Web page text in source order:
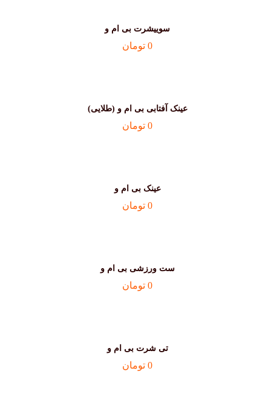
سوییشرت بی ام و
0 تومان
عینک آفتابی بی ام و (طلایی)
0 تومان
عینک بی ام و
0 تومان
ست ورزشی بی ام و
0 تومان
تی شرت بی ام و
0 تومان